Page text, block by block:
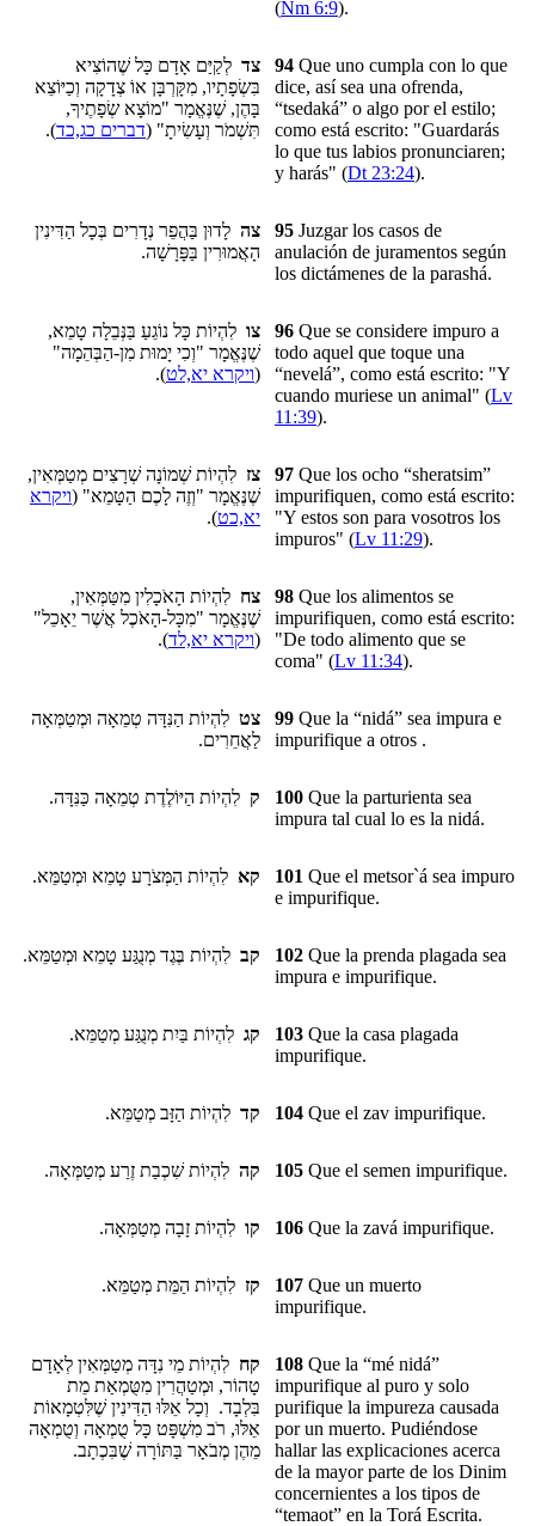
(Nm 6:9).
צד לְקַיַּם אָדָם כָּל שֶׁהוֹצִיא
בִּשְׂפָתָיו, מִקָּרְבָּן אוֹ צְדָקָה וְכַיּוֹצֵא
בָּהֶן, שֶׁנֶּאֱמָר "מוֹצָא שְׂפָתֶיךָ,
תִּשְׁמֹר וְעָשִׂיתָ" (דברים כג,כד).
94 Que uno cumpla con lo que
dice, así sea una ofrenda,
“tsedaká” o algo por el estilo;
como está escrito: "Guardarás
lo que tus labios pronunciaren;
y harás" (Dt 23:24).
צה לָדוּן בַּהֲפֵר נְדָרִים בְּכָל הַדִּינִין
הָאֲמוּרִין בַּפָּרָשָׁה.
95 Juzgar los casos de
anulación de juramentos según
los dictámenes de la parashá.
צו לִהְיוֹת כָּל נוֹגֵעַ בַּנְּבֵלָה טָמֵא,
שֶׁנֶּאֱמָר "וְכִי יָמוּת מִן-הַבְּהֵמָה"
(ויקרא יא,לט).
96 Que se considere impuro a
todo aquel que toque una
“nevelá”, como está escrito: "Y
cuando muriese un animal" (Lv
11:39).
צז לִהְיוֹת שְׁמוֹנָה שְׁרָצִים מְטַמְּאִין,
שֶׁנֶּאֱמָר "וְזֶה לָכֶם הַטָּמֵא" (ויקרא
יא,כט).
97 Que los ocho “sheratsim”
impurifiquen, como está escrito:
"Y estos son para vosotros los
impuros" (Lv 11:29).
צח לִהְיוֹת הָאֹכָלִין מִטַּמְּאִין,
שֶׁנֶּאֱמָר "מִכָּל-הָאֹכֶל אֲשֶׁר יֵאָכֵל"
(ויקרא יא,לד).
98 Que los alimentos se
impurifiquen, como está escrito:
"De todo alimento que se
coma" (Lv 11:34).
צט לִהְיוֹת הַנִּדָּה טְמֵאָה וּמְטַמְּאָה
לַאֲחֵרִים.
99 Que la “nidá” sea impura e
impurifique a otros .
ק לִהְיוֹת הַיּוֹלֶדֶת טְמֵאָה כַּנִּדָּה. 100 Que la parturienta sea
impura tal cual lo es la nidá.
קא לִהְיוֹת הַמְּצֹרָע טָמֵא וּמְטַמֵּא. 101 Que el metsor`á sea impuro
e impurifique.
קב לִהְיוֹת בֶּגֶד מְנֻגַּע טָמֵא וּמְטַמֵּא. 102 Que la prenda plagada sea
impura e impurifique.
קג לִהְיוֹת בַּיִת מְנֻגַּע מְטַמֵּא. 103 Que la casa plagada
impurifique.
קד לִהְיוֹת הַזָּב מְטַמֵּא. 104 Que el zav impurifique.
קה לִהְיוֹת שִׁכְבַת זֶרַע מְטַמְּאָה. 105 Que el semen impurifique.
קו לִהְיוֹת זָבָה מְטַמְּאָה. 106 Que la zavá impurifique.
קז לִהְיוֹת הַמֵּת מְטַמֵּא. 107 Que un muerto
impurifique.
קח לִהְיוֹת מֵי נִדָּה מְטַמְּאִין לְאָדָם
טָהוֹר, וּמְטַהֲרִין מִטֻּמְאַת מֵת
בִּלְבָד. וְכָל אֵלּוּ הַדִּינִין שֶׁלִּטְמָאוֹת
אֵלּוּ, רֹב מִשְׁפָּט כָּל טֻמְאָה וְטֻמְאָה
מֵהֶן מְבֹאָר בַּתּוֹרָה שֶׁבִּכְתָב.
108 Que la “mé nidá”
impurifique al puro y solo
purifique la impureza causada
por un muerto. Pudiéndose
hallar las explicaciones acerca
de la mayor parte de los Dinim
concernientes a los tipos de
“temaot” en la Torá Escrita.